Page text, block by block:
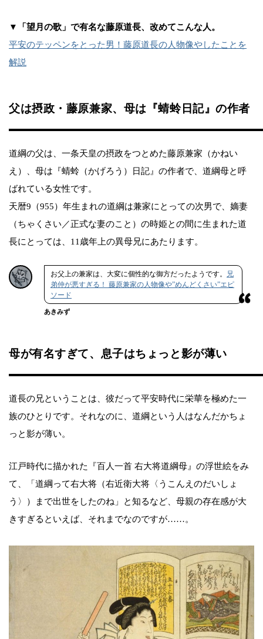
▼「望月の歌」で有名な藤原道長、改めてこんな人。
平安のテッペンをとった男！藤原道長の人物像やしたことを
解説
父は摂政・藤原兼家、母は『蜻蛉日記』の作者
道綱の父は、一条天皇の摂政をつとめた藤原兼家（かねい
え）、母は『蜻蛉（かげろう）日記』の作者で、道綱母と呼
ばれている女性です。
天暦9（955）年生まれの道綱は兼家にとっての次男で、嫡妻
（ちゃくさい／正式な妻のこと）の時姫との間に生まれた道
長にとっては、11歳年上の異母兄にあたります。
お父上の兼家は、大変に個性的な御方だったようです。
兄
弟仲が悪すぎる！ 藤原兼家の人物像や”めんどくさい”エピ
ソード
あきみず
母が有名すぎて、息子はちょっと影が薄い
道長の兄ということは、彼だって平安時代に栄華を極めた一
族のひとりです。それなのに、道綱という人はなんだかちょ
っと影が薄い。
江戸時代に描かれた『百人一首 右大将道綱母』の浮世絵をみ
て、「道綱って右大将（右近衛大将〈うこんえのだいしょ
う〉）まで出世をしたのね」と知るなど、母親の存在感が大
きすぎるといえば、それまでなのですが……。